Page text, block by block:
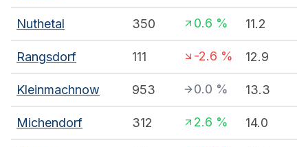
Nuthetal 350 0.6 % 11.2
Rangsdorf 111 -2.6 % 12.9
Kleinmachnow 953 0.0 % 13.3
Michendorf 312 2.6 % 14.0